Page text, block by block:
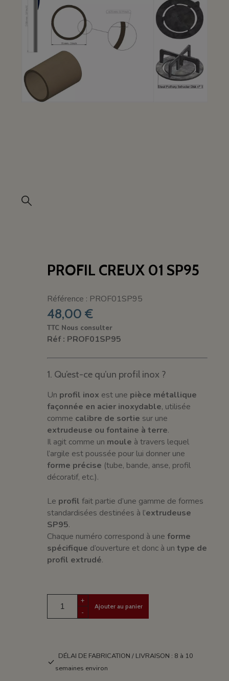
PROFIL CREUX 01 SP95
Référence : PROF01SP95
48,00 €
TTC Nous consulter
Réf : PROF01SP95
1. Qu’est-ce qu’un profil inox ?
Un profil inox est une pièce métallique
façonnée en acier inoxydable, utilisée
comme calibre de sortie sur une
extrudeuse ou fontaine à terre.
Il agit comme un moule à travers lequel
l’argile est poussée pour lui donner une
forme précise (tube, bande, anse, profil
décoratif, etc.).
Le profil fait partie d’une gamme de formes
standardisées destinées à l’extrudeuse
SP95.
Chaque numéro correspond à uneforme
spécifique d’ouverture et donc à untype de
profil extrudé.
+
-
Ajouter au panier
DÉLAI DE FABRICATION / LIVRAISON : 8 à 10
semaines environ